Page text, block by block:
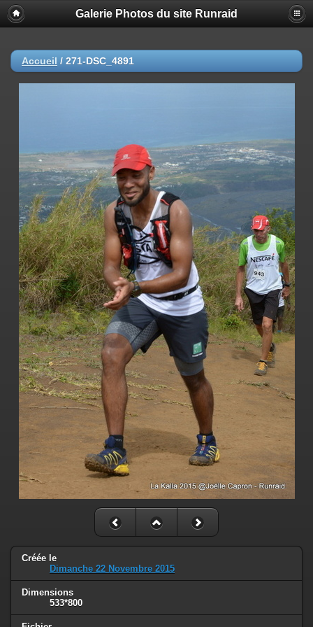
Galerie Photos du site Runraid
Accueil / 271-DSC_4891
Créée le
Dimanche 22 Novembre 2015
Dimensions
533*800